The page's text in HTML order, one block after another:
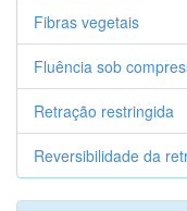
Fibras vegetais
Fluência sob
Retração restringida
Reversibilidade da